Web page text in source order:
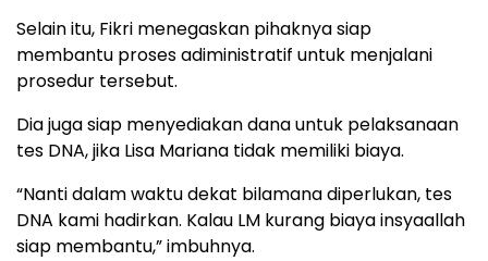
Selain itu, Fikri menegaskan pihaknya siap
membantu proses adiministratif untuk menjalani
prosedur tersebut.
Dia juga siap menyediakan dana untuk pelaksanaan
tes DNA, jika Lisa Mariana tidak memiliki biaya.
“Nanti dalam waktu dekat bilamana diperlukan, tes
DNA kami hadirkan. Kalau LM kurang biaya insyaallah
siap membantu,” imbuhnya.